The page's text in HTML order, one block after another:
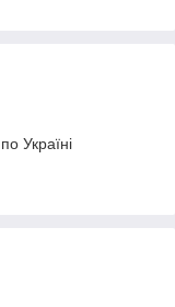
Україні